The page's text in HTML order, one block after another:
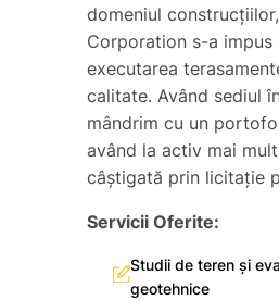
domeniul
Corporation s-a impus
executarea
calitate. Având sediul
mândrim cu un
având la activ mai
câștigată prin licitație
Servicii Oferite:
Studii de teren și
geotehnice